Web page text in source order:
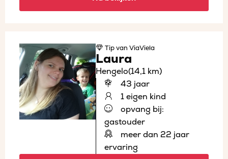
Tipvan ViaViela
Laura
Hengelo(14,1 km)
43 jaar
1 eigen kind
opvang bij:
gastouder
meer dan 22 jaar
ervaring